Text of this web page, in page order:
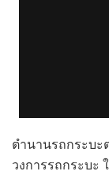
ตำนานรถกระบ
วงการรถกระบะ